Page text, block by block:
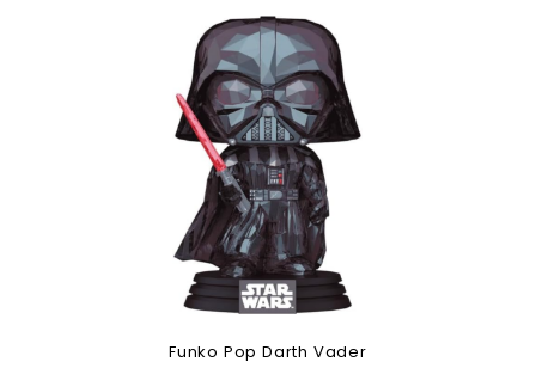
Funko Pop Darth Vader